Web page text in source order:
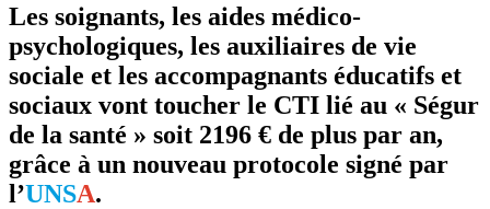
Les soignants, les aides médico-
psychologiques, les auxiliaires de vie
sociale et les accompagnants éducatifs et
sociaux vont toucher le CTI lié au « Ségur
de la santé » soit 2196 € de plus par an,
grâce à un nouveau protocole signé par
l’UNSA.